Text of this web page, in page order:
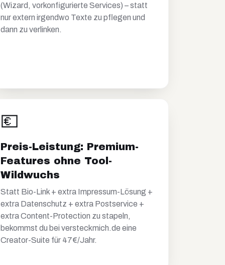
(Wizard, vorkonfigurierte Services) – statt
nur extern irgendwo Texte zu pflegen und
dann zu verlinken.
💶
Preis-Leistung: Premium-
Features ohne Tool-
Wildwuchs
Statt Bio-Link + extra Impressum-Lösung +
extra Datenschutz + extra Postservice +
extra Content-Protection zu stapeln,
bekommst du bei versteckmich.de eine
Creator-Suite für 47€/Jahr.